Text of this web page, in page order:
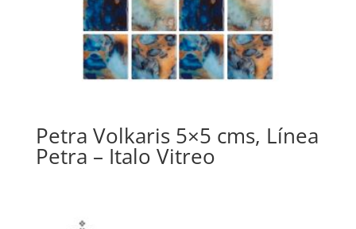
Petra Volkaris 5×5 cms, Línea
Petra – Italo Vitreo